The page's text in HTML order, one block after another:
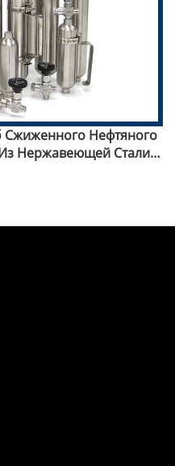
Нефтяного
Нержавеющей Стали